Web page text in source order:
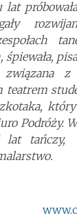
lat
związana z
Podróży.
lat